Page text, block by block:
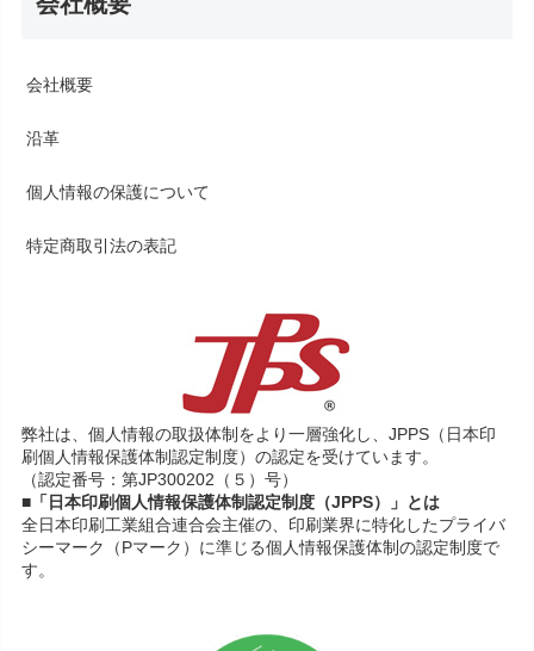
会社概要
沿革
個人情報の保護について
特定商取引法の表記
弊社は、個人情報の取扱体制をより一層強化し、JPPS（日本印
刷個人情報保護体制認定制度）の認定を受けています。
（認定番号：第JP300202（５）号）
■「日本印刷個人情報保護体制認定制度（JPPS）」とは
全日本印刷工業組合連合会主催の、印刷業界に特化したプライバ
シーマーク（Pマーク）に準じる個人情報保護体制の認定制度で
す。